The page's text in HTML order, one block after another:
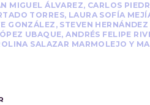
MIGUEL ÁLVAREZ, CARLOS
TORRES, LAURA SOFÍA
GONZÁLEZ, STEVEN HERNÁNDEZ
UBAQUE, ANDRÉS FELIPE
SALAZAR MARMOLEJO Y